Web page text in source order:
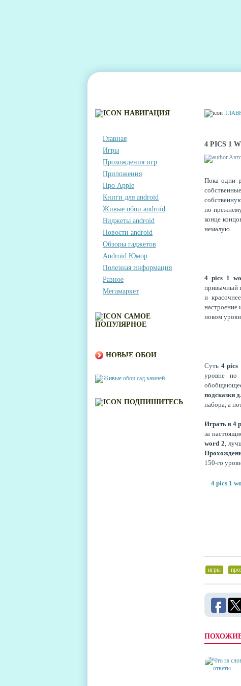
НАВИГАЦИЯ
Главная
Игры
Прохождения игр
Приложения
Про Apple
Книги для android
Живые обои android
Виджеты android
Новости android
Обзоры гаджетов
Android Юмор
Полезная информация
Разное
Мегамаркет
САМОЕ
ПОПУЛЯРНОЕ
НОВЫЕ ОБОИ
КАМНЕЙ
ПОДПИШИТЕСЬ
4 PICS 1
Пока одни
по-
конце
немалую.
4 pics 1
привычный
и
настроение
новом
Суть 4 pics
уровне по
обобщающее
подсказки
набора, а
Играть в 4
за
word 2,
150-го
4 pics 1
игры